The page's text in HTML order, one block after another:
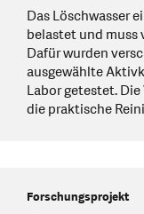
Das Löschwasser
belastet und muss
Dafür wurden
ausgewählte
Labor getestet.
die praktische
Forschungsprojekt